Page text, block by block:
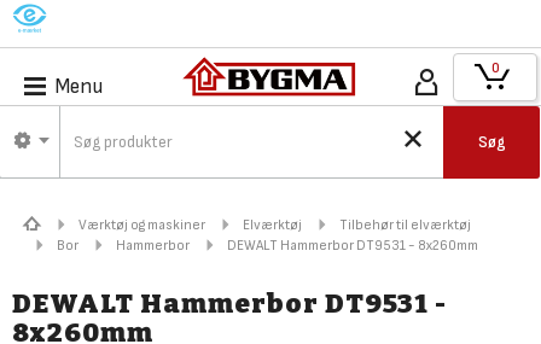
M
Menu
Søg
0
Værktøj og maskiner Elværktøj
Tilbehør til elværktøj
Bor
Hammerbor DEWALT Hammerbor DT9531 - 8x260mm
DEWALT Hammerbor DT9531 -
8x260mm